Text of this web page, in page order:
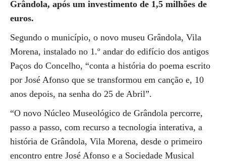
Grândola, após um investimento de 1,5 milhões de
euros.
Segundo o município, o novo museu Grândola, Vila
Morena, instalado no 1.º andar do edifício dos antigos
Paços do Concelho, “conta a história do poema escrito
por José Afonso que se transformou em canção e, 10
anos depois, na senha do 25 de Abril”.
“O novo Núcleo Museológico de Grândola percorre,
passo a passo, com recurso a tecnologia interativa, a
história de Grândola, Vila Morena, desde o primeiro
encontro entre José Afonso e a Sociedade Musical